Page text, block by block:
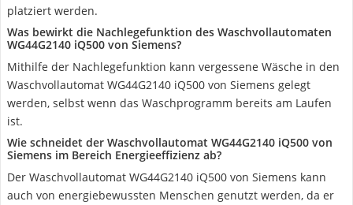
platziert werden.
Was bewirkt die Nachlegefunktion des Waschvollautomaten
WG44G2140 iQ500 von Siemens?
Mithilfe der Nachlegefunktion kann vergessene Wäsche in den
Waschvollautomat WG44G2140 iQ500 von Siemens gelegt
werden, selbst wenn das Waschprogramm bereits am Laufen
ist.
Wie schneidet der Waschvollautomat WG44G2140 iQ500 von
Siemens im Bereich Energieeffizienz ab?
Der Waschvollautomat WG44G2140 iQ500 von Siemens kann
auch von energiebewussten Menschen genutzt werden, da er